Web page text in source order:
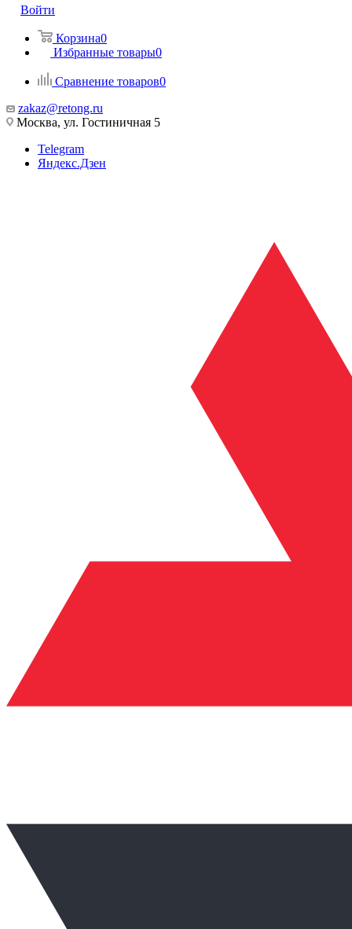
Войти
Корзина0
Избранные товары0
Сравнение товаров0
zakaz@retong.ru
Москва, ул. Гостиничная 5
Telegram
Яндекс.Дзен